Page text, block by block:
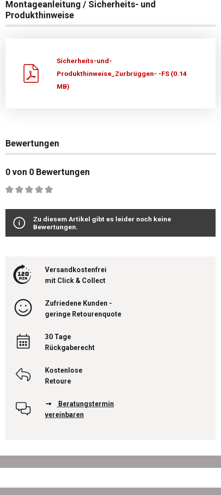
Montageanleitung / Sicherheits- und
Produkthinweise
Sicherheits-und-
Produkthinweise_Zurbrüggen- -FS (0.14
MB)
Bewertungen
0 von 0 Bewertungen
Durchschnittliche Bewertung von 0 von 5 Sternen
Zu diesem Artikel gibt es leider noch keine
Bewertungen.
Versandkostenfrei
mit Click & Collect
Zufriedene Kunden -
geringe Retourenquote
30 Tage
Rückgaberecht
Kostenlose
Retoure
Beratungstermin
vereinbaren